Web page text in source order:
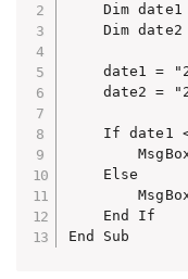
Dim date1
Dim date2
date1 =
date2 =
If date1
    Else
    End If
End Sub